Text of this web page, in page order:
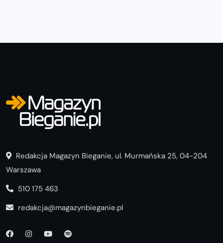
Redakcja Magazyn Bieganie, ul. Murmańska 25, 04-204
Warszawa
510 175 463
redakcja@magazynbieganie.pl